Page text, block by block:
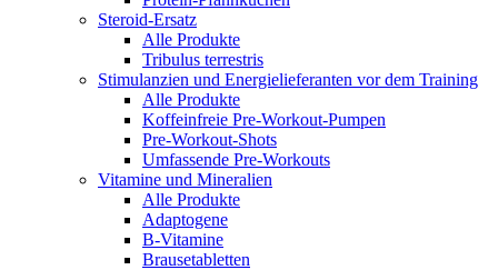
Steroid-Ersatz
Alle Produkte
Tribulus terrestris
Stimulanzien und Energielieferanten vor dem Training
Alle Produkte
Koffeinfreie Pre-Workout-Pumpen
Pre-Workout-Shots
Umfassende Pre-Workouts
Vitamine und Mineralien
Alle Produkte
Adaptogene
B-Vitamine
Brausetabletten